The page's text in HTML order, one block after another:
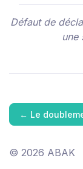
Défaut de
une
← Le
© 2026 ABAK